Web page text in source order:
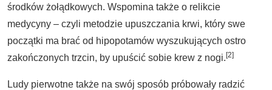
środków żołądkowych. Wspomina także o relikcie
medycyny – czyli metodzie upuszczania krwi, który swe
początki ma brać od hipopotamów wyszukujących ostro
zakończonych trzcin, by upuścić sobie krew z nogi. [2]
Ludy pierwotne także na swój sposób próbowały radzić